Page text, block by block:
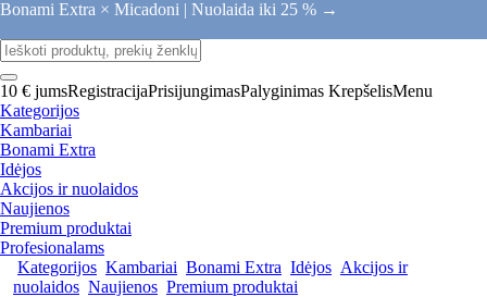
Bonami Extra × Micadoni | Nuolaida iki 25 % →
10 € jumsRegistracijaPrisijungimasPalyginimas KrepšelisMenu
Kategorijos
Kambariai
Bonami Extra
Idėjos
Akcijos ir nuolaidos
Naujienos
Premium produktai
Profesionalams
Kategorijos Kambariai Bonami Extra Idėjos Akcijos ir
nuolaidos Naujienos Premium produktai